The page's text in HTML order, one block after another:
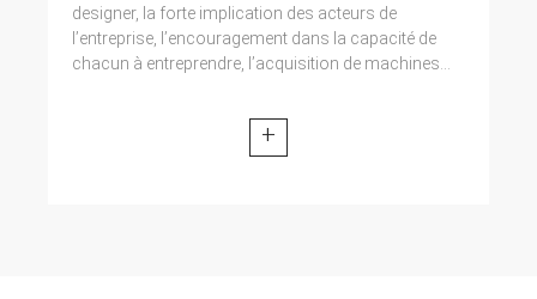
designer, la forte implication des acteurs de
l’entreprise, l’encouragement dans la capacité de
chacun à entreprendre, l’acquisition de machines...
+